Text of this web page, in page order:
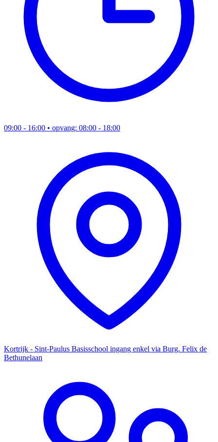
09:00 - 16:00 • opvang: 08:00 - 18:00
Kortrijk - Sint-Paulus Basisschool ingang enkel via Burg. Felix de
Bethunelaan